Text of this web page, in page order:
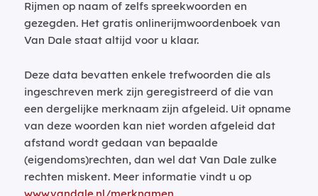
Rijmen op naam of zelfs spreekwoorden en
gezegden. Het gratis onlinerijmwoordenboek van
Van Dale staat altijd voor u klaar.
Deze data bevatten enkele trefwoorden die als
ingeschreven merk zijn geregistreerd of die van
een dergelijke merknaam zijn afgeleid. Uit opname
van deze woorden kan niet worden afgeleid dat
afstand wordt gedaan van bepaalde
(eigendoms)rechten, dan wel dat Van Dale zulke
rechten miskent. Meer informatie vindt u op